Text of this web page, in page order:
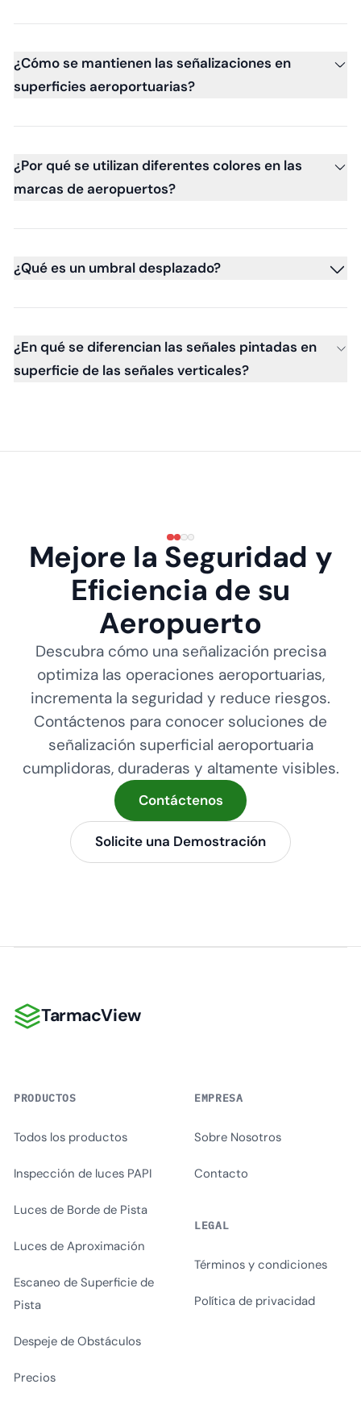
¿Cómo se mantienen las señalizaciones en
superficies aeroportuarias?
¿Por qué se utilizan diferentes colores en las
marcas de aeropuertos?
¿Qué es un umbral desplazado?
¿En qué se diferencian las señales pintadas en
superficie de las señales verticales?
Mejore la Seguridad y
Eficiencia de su
Aeropuerto
Descubra cómo una señalización precisa
optimiza las operaciones aeroportuarias,
incrementa la seguridad y reduce riesgos.
Contáctenos para conocer soluciones de
señalización superficial aeroportuaria
cumplidoras, duraderas y altamente visibles.
Contáctenos
Solicite una Demostración
TarmacView
TarmacView
PRODUCTOS
Todos los productos
Inspección de luces PAPI
Luces de Borde de Pista
Luces de Aproximación
Escaneo de Superficie de
Pista
Despeje de Obstáculos
Precios
EMPRESA
Sobre Nosotros
Contacto
LEGAL
Términos y condiciones
Política de privacidad